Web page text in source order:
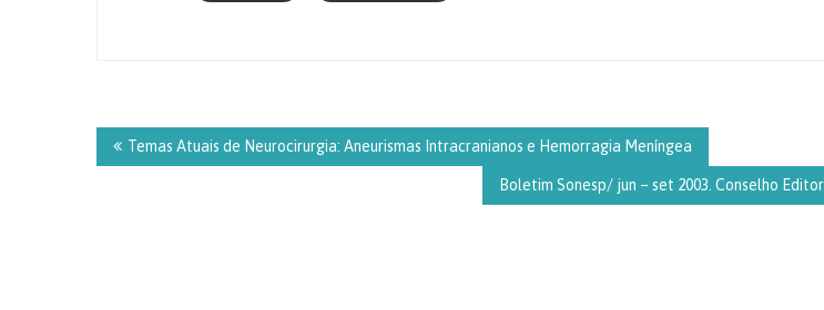
de
Post
Temas Atuais de Neurocirurgia: Aneurismas Intracranianos e Hemorragia Meníngea
Boletim Sonesp/ jun – set 2003. Conselho